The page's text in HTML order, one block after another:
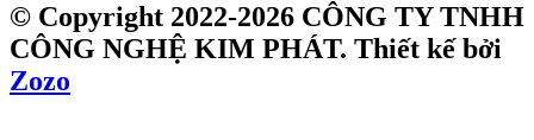
© Copyright 2022-2026 CÔNG TY TNHH
CÔNG NGHỆ KIM PHÁT. Thiết kế bởi
Zozo